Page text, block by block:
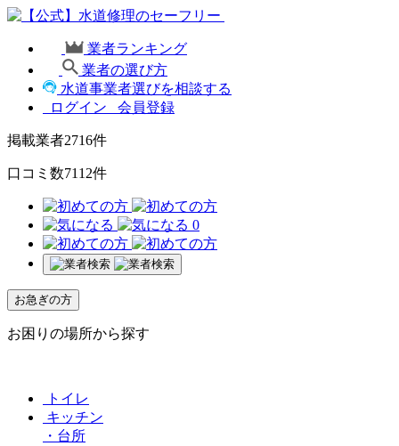
業者ランキング
業者の選び方
水道事業者選びを相談する
ログイン
会員登録
掲載業者2716件
口コミ数7112件
0
お急ぎの方
お困りの場所から探す
トイレ
キッチン
・台所